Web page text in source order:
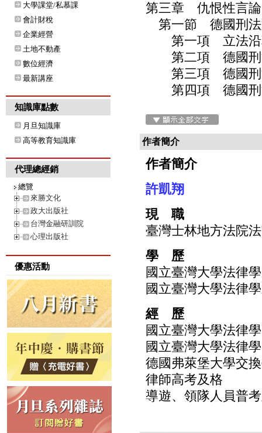
大學課堂/私慕課
會計財稅
企業經營
土地不動產
數位經濟
最新講座
知識庫點數
月旦知識庫
高等教育知識庫
代理總經銷
總覽
來勝文化
政大出版社
台灣金融研訓院
心理出版社
優惠活動
第三章 仇恨性言論
第一節 德國刑法
第一項 立法沿
第二項 德國刑法
第三項 德國刑法
第四項 德國刑法
作者簡介
作者簡介
許凱翔
現 職
臺灣士林地方法院
學 歷
國立臺灣大學法律
國立臺灣大學法律
經 歷
國立臺灣大學法律
國立臺灣大學法律
德國弗萊堡大學交
律師高考及格
導遊、領隊人員普